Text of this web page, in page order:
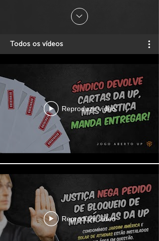
Todos os vídeos
Reproduzir vídeo
Reproduzir vídeo